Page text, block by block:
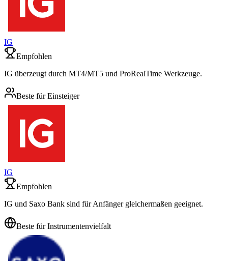
IG
Empfohlen
IG überzeugt durch MT4/MT5 und ProRealTime Werkzeuge.
Beste für Einsteiger
IG
Empfohlen
IG und Saxo Bank sind für Anfänger gleichermaßen geeignet.
Beste für Instrumentenvielfalt